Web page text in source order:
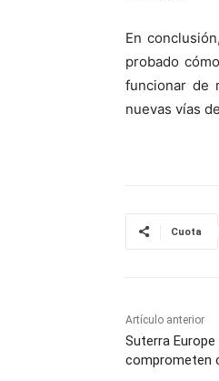
En
probado
funcionar de
nuevas vías
Cuota
Artículo anterior
Suterra
comprometen